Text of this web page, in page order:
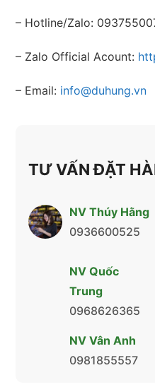
– Hotline/Zalo:
– Zalo Official Acount:
– Email: info@duhung.vn
TƯ VẤN ĐẶT
NV Thúy Hằng
0936600525
NV Quốc
Trung
0968626365
NV Vân Anh
0981855557